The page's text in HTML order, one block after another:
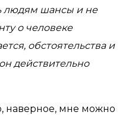
людям шансы и не
о человеке
обстоятельства и
действительно
наверное, мне можно